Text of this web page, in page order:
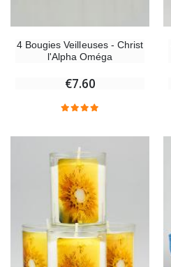
4 Bougies Veilleuses - Christ
l'Alpha Oméga
€7.60